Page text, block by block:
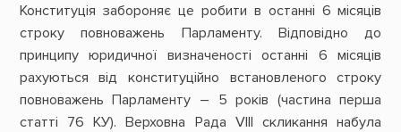
Конституція забороняє це робити в останні 6 місяців
строку повноважень Парламенту. Відповідно до
принципу юридичної визначеності останні 6 місяців
рахуються від конституційно встановленого строку
повноважень Парламенту – 5 років (частина перша
статті 76 КУ). Верховна Рада VIII скликання набула